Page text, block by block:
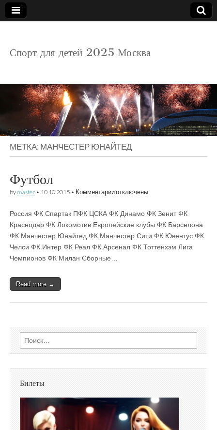
детский
Спорт для детей 2025 Москва
МЕТКА: МАНЧЕСТЕР ЮНАЙТЕД
Футбол
by master • 10.10.2015 • Комментариикотключены
Россия ФК Спартак ПФК ЦСКА ФК Динамо ФК Зенит ФК
Краснодар ФК Локомотив Европейские клубы ФК Барселона
ФК Манчестер Юнайтед ФК Манчестер Сити ФК Ювентус ФК
Челси ФК Интер ФК Реал ФК Арсенал ФК Тоттенхэм Лига
Чемпионов ФК Милан Сборные…
Read more →
Найти:
Билеты